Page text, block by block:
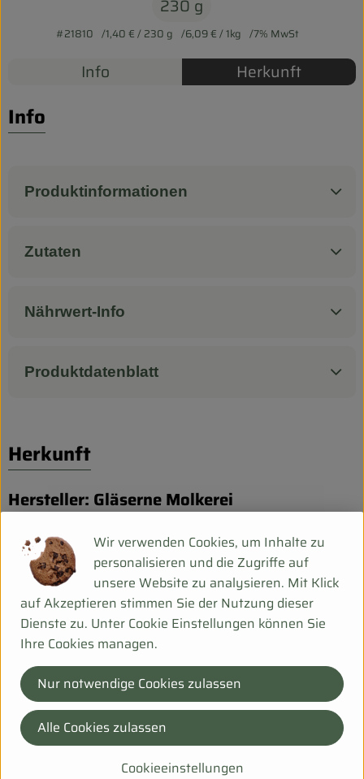
Pferdepension & Reitbetrieb
Firmenkunden
230 g
#21810 1,40 €/ 230 g 6,09 €/ 1kg 7% MwSt
Info Herkunft
Info
Produktinformationen
Zutaten
Nährwert-Info
Produktdatenblatt
Herkunft
Hersteller: Gläserne Molkerei
DV
Gläserne Molkerei GmbH
D 19217 Dechow
Die Gläserne Molkerei ist eine reine Bio-Molkerei mit zwei
Standorten im Nordosten Deutschlands. Als Bio-Molkerei
stehen wir für nachhaltige Erzeugung und höchste Bio-
Qualität. Wir stehen mit unserem Namen für Transparenz
und Ehrlichkeit in Allem, was wir tun.
Wir verwenden Cookies, um Inhalte zu
personalisieren und die Zugriffe auf
unsere Website zu analysieren. Mit Klick
auf Akzeptieren stimmen Sie der Nutzung dieser
Dienste zu. Unter Cookie Einstellungen können Sie
Ihre Cookies managen.
Cookieeinstellungen
Nur notwendige Cookies zulassen
Alle Cookies zulassen